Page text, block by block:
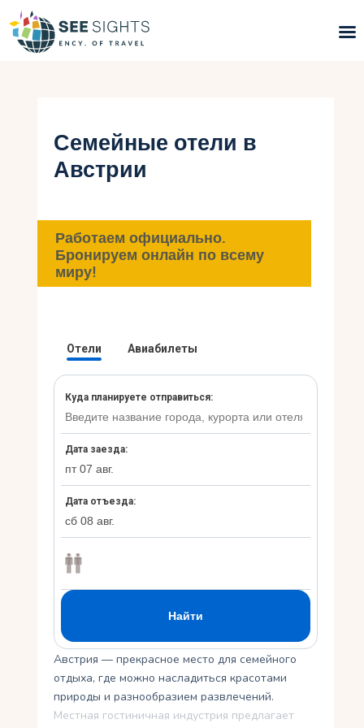
Горящие туры
Типы Туров
Инфо
Блог
Укр
Семейные отели в
Австрии
Работаем официально.
Бронируем онлайн по всему
миру!
Австрия — прекрасное место для семейного
отдыха, где можно насладиться красотами
природы и разнообразием развлечений.
Местная гостиничная индустрия предлагает